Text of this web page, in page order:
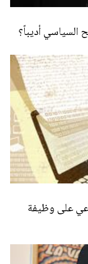
أديباً؟
على وظيفة